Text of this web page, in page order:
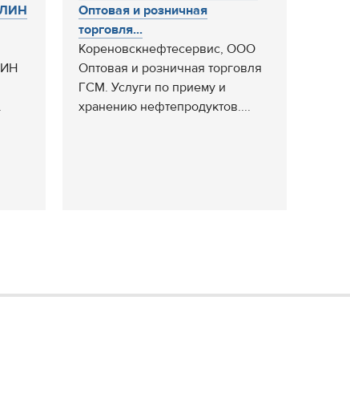
Оптовая и розничная
торговля...
Кореновскнефтесервис, ООО
Оптовая и розничная торговля
ГСМ. Услуги по приему и
хранению нефтепродуктов....